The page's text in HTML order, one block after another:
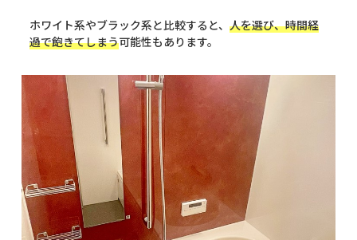
ホワイト系やブラック系と比較すると、 人を選び、時間経
過で飽きてしまう可能性もあります。